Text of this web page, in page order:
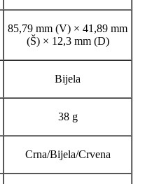
85,79 mm (V) × 41,89 mm
(Š) × 12,3 mm (D)
Bijela
38 g
Crna/Bijela/Crvena